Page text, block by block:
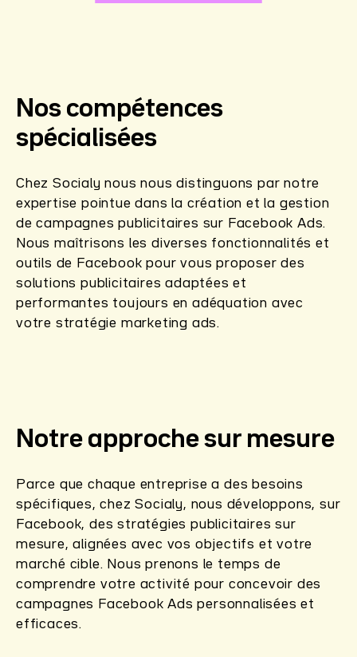
Nos compétences
spécialisées
Chez Socialy nous nous distinguons par notre
expertise pointue dans la création et la gestion
de campagnes publicitaires sur Facebook Ads.
Nous maîtrisons les diverses fonctionnalités et
outils de Facebook pour vous proposer des
solutions publicitaires adaptées et
performantes toujours en adéquation avec
votre stratégie marketing ads.
Notre approche sur mesure
Parce que chaque entreprise a des besoins
spécifiques, chez Socialy, nous développons, sur
Facebook, des stratégies publicitaires sur
mesure, alignées avec vos objectifs et votre
marché cible. Nous prenons le temps de
comprendre votre activité pour concevoir des
campagnes Facebook Ads personnalisées et
efficaces.